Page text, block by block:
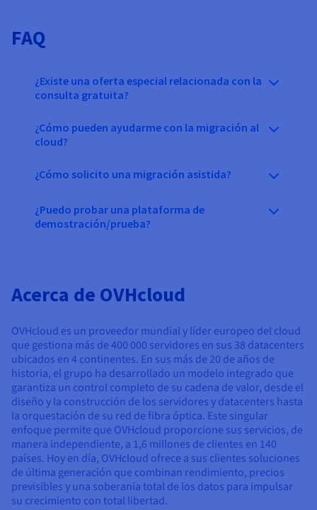
FAQ
¿Existe una oferta especial relacionada con la
consulta gratuita?
¿Cómo pueden ayudarme con la migración al
cloud?
¿Cómo solicito una migración asistida?
¿Puedo probar una plataforma de
demostración/prueba?
Acerca de OVHcloud
OVHcloud es un proveedor mundial y líder europeo del cloud
que gestiona más de 400 000 servidores en sus 38 datacenters
ubicados en 4 continentes. En sus más de 20 de años de
historia, el grupo ha desarrollado un modelo integrado que
garantiza un control completo de su cadena de valor, desde el
diseño y la construcción de los servidores y datacenters hasta
la orquestación de su red de fibra óptica. Este singular
enfoque permite que OVHcloud proporcione sus servicios, de
manera independiente, a 1,6 millones de clientes en 140
países. Hoy en día, OVHcloud ofrece a sus clientes soluciones
de última generación que combinan rendimiento, precios
previsibles y una soberanía total de los datos para impulsar
su crecimiento con total libertad.